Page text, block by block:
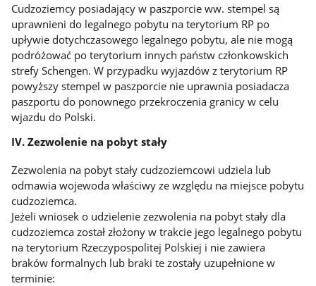
Cudzoziemcy posiadający w paszporcie ww. stempel są
uprawnieni do legalnego pobytu na terytorium RP po
upływie dotychczasowego legalnego pobytu, ale nie mogą
podróżować po terytorium innych państw członkowskich
strefy Schengen. W przypadku wyjazdów z terytorium RP
powyższy stempel w paszporcie nie uprawnia posiadacza
paszportu do ponownego przekroczenia granicy w celu
wjazdu do Polski.
IV. Zezwolenie na pobyt stały
Zezwolenia na pobyt stały cudzoziemcowi udziela lub
odmawia wojewoda właściwy ze względu na miejsce pobytu
cudzoziemca.
Jeżeli wniosek o udzielenie zezwolenia na pobyt stały dla
cudzoziemca został złożony w trakcie jego legalnego pobytu
na terytorium Rzeczypospolitej Polskiej i nie zawiera
braków formalnych lub braki te zostały uzupełnione w
terminie: